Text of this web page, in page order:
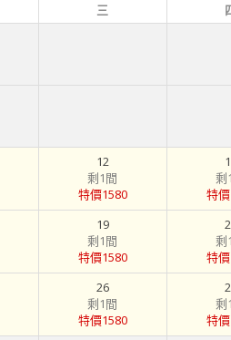
三
12
剩1間
特價1580
剩
特
19
剩1間
特價1580
剩
特
26
剩1間
特價1580
剩
特